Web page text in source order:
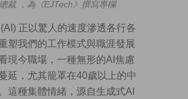
裁 ，為《EJTech》撰寫專欄
正以驚人的速度滲透各行各
塑我們的工作模式與職涯發展
現今職場，一種無形的AI焦慮
延，尤其籠罩在40歲以上的中
這種集體情緒，源自生成式AI